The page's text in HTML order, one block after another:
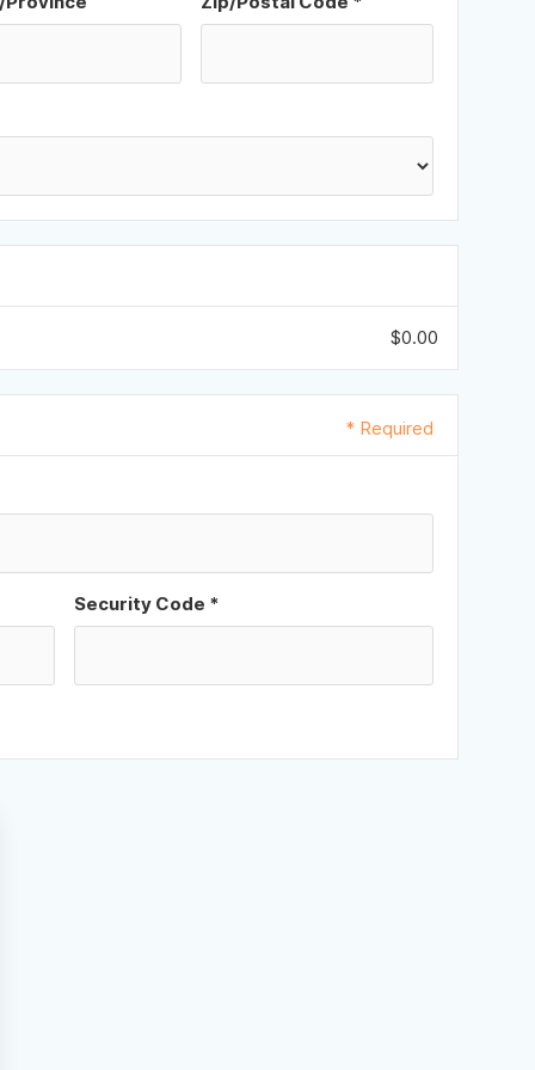
$0.00
* Required
Security Code *